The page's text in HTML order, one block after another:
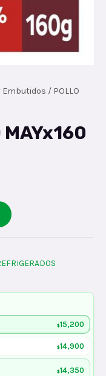
Embutidos / POLLO
MAYx160
$15,200
$14,900
$14,350